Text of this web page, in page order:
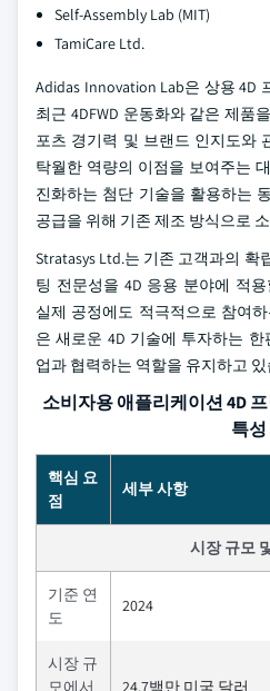
Self-Assembly Lab (MIT)
TamiCare Ltd.
Adidas Innovation Lab은 상용 4D
최근 4DFWD 운동화와 같은 제품
포츠 경기력 및 브랜드 인지도와
탁월한 역량의 이점을 보여주는
진화하는 첨단 기술을 활용하는
공급을 위해 기존 제조 방식으로
Stratasys Ltd.는 기존 고객과의 확
팅 전문성을 4D 응용 분야에 적
실제 공정에도 적극적으로 참여
은 새로운 4D 기술에 투자하는
업과 협력하는 역할을 유지하고
소비자용 애플리케이션 4D
특성
핵심 요
점
세부 사항
시장 규모
기준 연
도
2024
시장 규
모에서
24.7백만 미국 달러